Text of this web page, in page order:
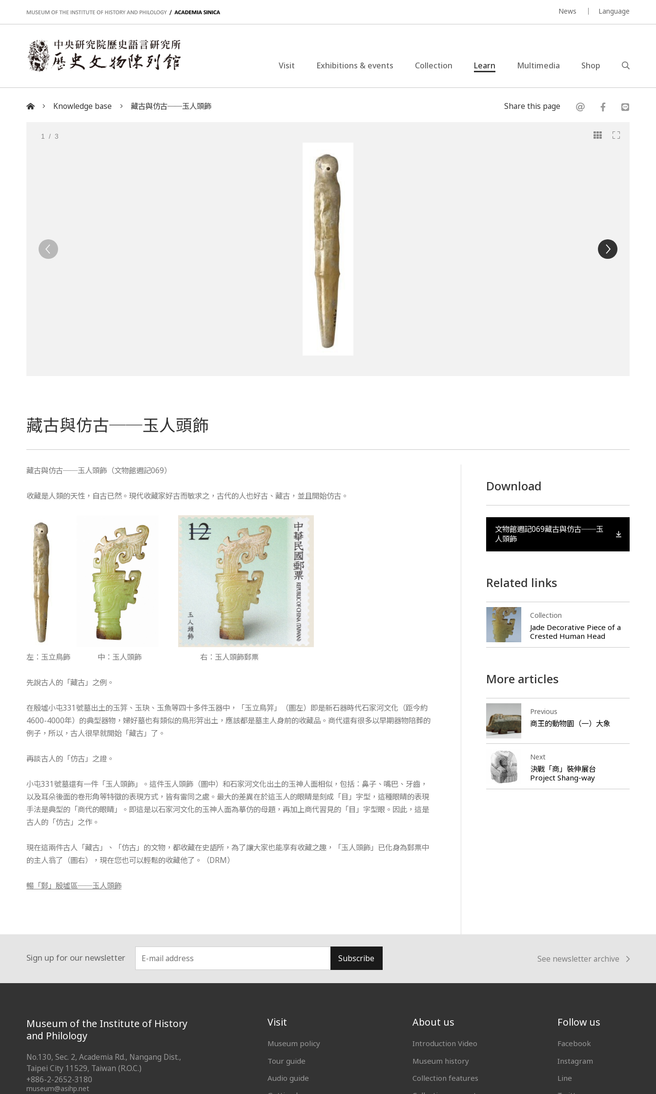
:::
News Language
Visit Exhibitions & events Collection Learn Multimedia Shop
Knowledge base 藏古與仿古──玉人頭飾 Share this page
1 / 3
藏古與仿古──玉人頭飾
藏古與仿古──玉人頭飾（文物館週記069）
收藏是人類的天性，自古已然。現代收藏家好古而敏求之，古代的人也好古、藏古，並且開始仿古。
左：玉立鳥飾 中：玉人頭飾 右：玉人頭飾郵票
先說古人的「藏古」之例。
在殷墟小屯331號墓出土的玉笄、玉玦、玉魚等四十多件玉器中，「玉立鳥笄」（圖左）即是新石器時代石家河文化（距今約
4600-4000年）的典型器物，婦好墓也有類似的鳥形笄出土，應該都是墓主人身前的收藏品。商代還有很多以早期器物陪葬的
例子，所以，古人很早就開始「藏古」了。
再談古人的「仿古」之證。
小屯331號墓還有一件「玉人頭飾」。這件玉人頭飾（圖中）和石家河文化出土的玉神人面相似，包括：鼻子、嘴巴、牙齒，
以及耳朵後面的卷形角等特徵的表現方式，皆有雷同之處。最大的差異在於這玉人的眼睛是刻成「目」字型，這種眼睛的表現
手法是典型的「商代的眼睛」。即這是以石家河文化的玉神人面為摹仿的母題，再加上商代習見的「目」字型眼。因此，這是
古人的「仿古」之作。
現在這兩件古人「藏古」、「仿古」的文物，都收藏在史語所，為了讓大家也能享有收藏之趣，「玉人頭飾」已化身為郵票中
的主人翁了（圖右），現在您也可以輕鬆的收藏他了。（DRM）
暢「郵」殷墟區──玉人頭飾
Download
文物館週記069藏古與仿古──玉
人頭飾
Related links
Collection
Jade Decorative Piece of a
Crested Human Head
More articles
Previous
商王的動物園（一）大象
Next
決戰「商」裝伸展台
Project Shang-way
Sign up for our newsletter Subscribe See newsletter archive
:::
Museum of the Institute of History
and Philology
No.130, Sec. 2, Academia Rd., Nangang Dist.,
Taipei City 11529, Taiwan (R.O.C.)
+886-2-2652-3180
museum@asihp.net
Visit
Museum policy
Tour guide
Audio guide
About us
Introduction Video
Museum history
Collection features
Follow us
Facebook
Instagram
Line